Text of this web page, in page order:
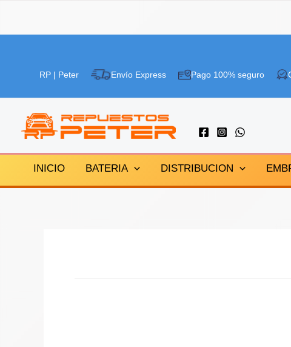
contenido
RP | Peter Envío Express Pago 100% seguro
INICIO BATERIA DISTRIBUCION